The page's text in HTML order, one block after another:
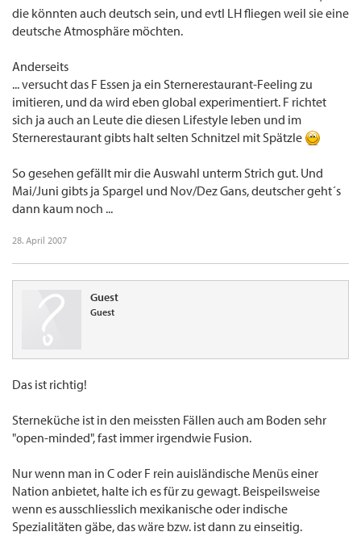
die könnten auch deutsch sein, und evtl LH fliegen weil sie eine
deutsche Atmosphäre möchten.
Anderseits
... versucht das F Essen ja ein Sternerestaurant-Feeling zu
imitieren, und da wird eben global experimentiert. F richtet
sich ja auch an Leute die diesen Lifestyle leben und im
Sternerestaurant gibts halt selten Schnitzel mit Spätzle
So gesehen gefällt mir die Auswahl unterm Strich gut. Und
Mai/Juni gibts ja Spargel und Nov/Dez Gans, deutscher geht´s
dann kaum noch ...
28. April 2007
Guest
Guest
Das ist richtig!
Sterneküche ist in den meissten Fällen auch am Boden sehr
"open-minded", fast immer irgendwie Fusion.
Nur wenn man in C oder F rein auisländische Menüs einer
Nation anbietet, halte ich es für zu gewagt. Beispeilsweise
wenn es ausschliesslich mexikanische oder indische
Spezialitäten gäbe, das wäre bzw. ist dann zu einseitig.